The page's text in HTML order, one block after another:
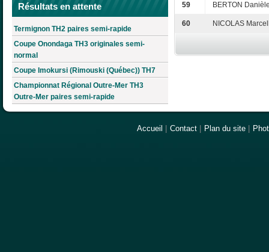
Résultats en attente
Termignon TH2 paires semi-rapide
Coupe Onondaga TH3 originales semi-
normal
Coupe Imokursi (Rimouski (Québec)) TH7
Championnat Régional Outre-Mer TH3
Outre-Mer paires semi-rapide
59 BERTON
60 NICOLAS
Accueil Contact Plan du site